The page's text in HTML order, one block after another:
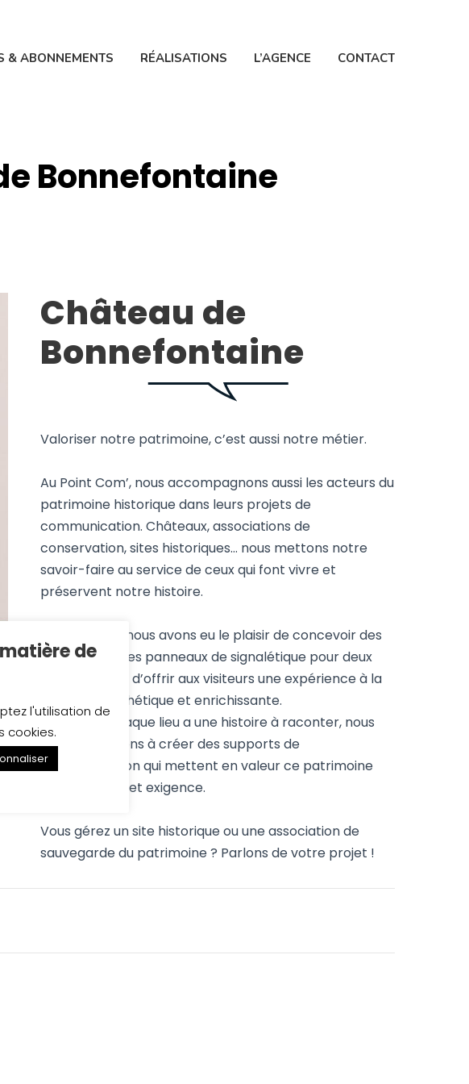
& ABONNEMENTS RÉALISATIONS L’AGENCE CONTACT
Bonnefontaine
Château de
Bonnefontaine
Valoriser notre patrimoine, c’est aussi notre métier.
Au Point Com’, nous accompagnons aussi les acteurs du
patrimoine historique dans leurs projets de
communication. Châteaux, associations de
conservation, sites historiques… nous mettons notre
savoir-faire au service de ceux qui font vivre et
préservent notre histoire.
Récemment, nous avons eu le plaisir de concevoir des
dépliants et des panneaux de signalétique pour deux
châteaux, afin d’offrir aux visiteurs une expérience à la
fois claire, esthétique et enrichissante.
Parce que chaque lieu a une histoire à raconter, nous
nous engageons à créer des supports de
communication qui mettent en valeur ce patrimoine
avec respect et exigence.
Vous gérez un site historique ou une association de
sauvegarde du patrimoine ? Parlons de votre projet !
de
l'utilisation de
cookies.